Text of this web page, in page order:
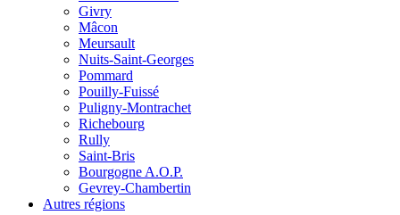
Givry
Mâcon
Meursault
Nuits-Saint-Georges
Pommard
Pouilly-Fuissé
Puligny-Montrachet
Richebourg
Rully
Saint-Bris
Bourgogne A.O.P.
Gevrey-Chambertin
Autres régions